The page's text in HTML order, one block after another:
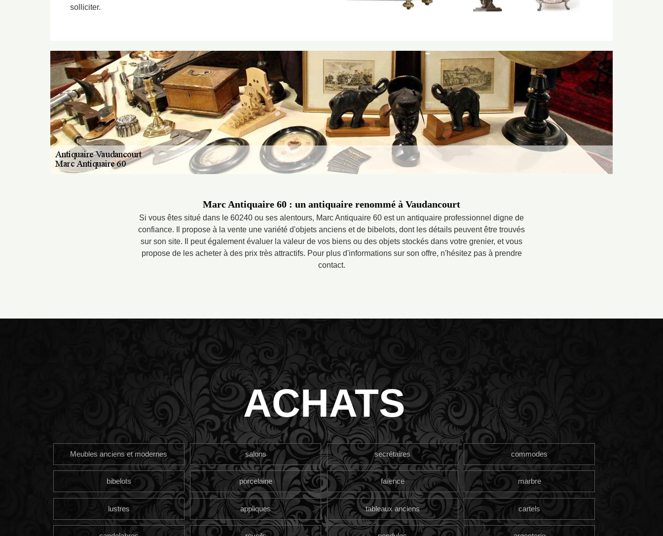
solliciter.
Marc Antiquaire 60 : un antiquaire renommé à Vaudancourt
Si vous êtes situé dans le 60240 ou ses alentours, Marc Antiquaire 60 est un antiquaire professionnel digne de
confiance. Il propose à la vente une variété d'objets anciens et de bibelots, dont les détails peuvent être trouvés
sur son site. Il peut également évaluer la valeur de vos biens ou des objets stockés dans votre grenier, et vous
propose de les acheter à des prix très attractifs. Pour plus d'informations sur son offre, n'hésitez pas à prendre
contact.
ACHATS
Meubles anciens et modernes salons secrétaires commodes
bibelots porcelaine faïence marbre
lustres appliques tableaux anciens cartels